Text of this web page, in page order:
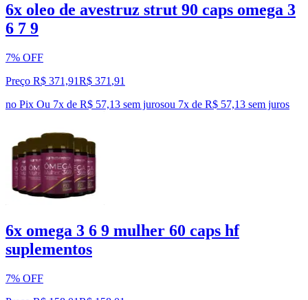
6x oleo de avestruz strut 90 caps omega 3
6 7 9
7% OFF
Preço R$ 371,91R$ 371 ,91
no Pix Ou 7x de R$ 57,13 sem jurosou 7x de R$ 57,13 sem juros
6x omega 3 6 9 mulher 60 caps hf
suplementos
7% OFF